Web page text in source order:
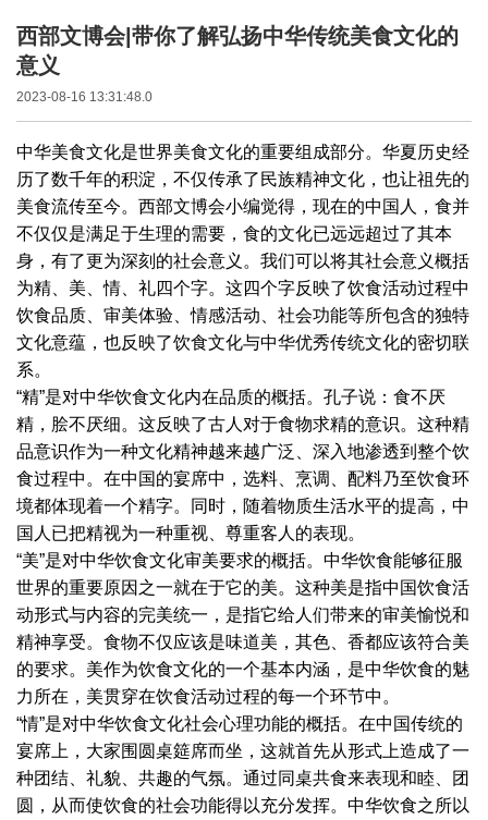
西部文博会|带你了解弘扬中华传统美食文化的
意义
2023-08-16 13:31:48.0
中华美食文化是世界美食文化的重要组成部分。华夏历史经
历了数千年的积淀，不仅传承了民族精神文化，也让祖先的
美食流传至今。西部文博会小编觉得，现在的中国人，食并
不仅仅是满足于生理的需要，食的文化已远远超过了其本
身，有了更为深刻的社会意义。我们可以将其社会意义概括
为精、美、情、礼四个字。这四个字反映了饮食活动过程中
饮食品质、审美体验、情感活动、社会功能等所包含的独特
文化意蕴，也反映了饮食文化与中华优秀传统文化的密切联
系。
“精”是对中华饮食文化内在品质的概括。孔子说：食不厌
精，脍不厌细。这反映了古人对于食物求精的意识。这种精
品意识作为一种文化精神越来越广泛、深入地渗透到整个饮
食过程中。在中国的宴席中，选料、烹调、配料乃至饮食环
境都体现着一个精字。同时，随着物质生活水平的提高，中
国人已把精视为一种重视、尊重客人的表现。
“美”是对中华饮食文化审美要求的概括。中华饮食能够征服
世界的重要原因之一就在于它的美。这种美是指中国饮食活
动形式与内容的完美统一，是指它给人们带来的审美愉悦和
精神享受。食物不仅应该是味道美，其色、香都应该符合美
的要求。美作为饮食文化的一个基本内涵，是中华饮食的魅
力所在，美贯穿在饮食活动过程的每一个环节中。
“情”是对中华饮食文化社会心理功能的概括。在中国传统的
宴席上，大家围圆桌筵席而坐，这就首先从形式上造成了一
种团结、礼貌、共趣的气氛。通过同桌共食来表现和睦、团
圆，从而使饮食的社会功能得以充分发挥。中华饮食之所以